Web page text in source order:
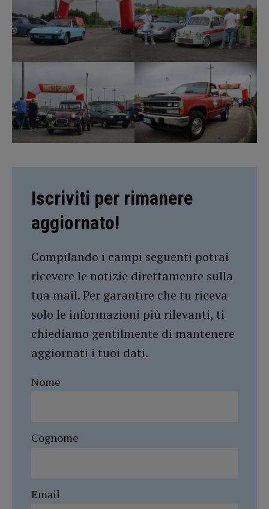
Iscriviti per rimanere
aggiornato!
Compilando i campi seguenti potrai
ricevere le notizie direttamente sulla
tua mail. Per garantire che tu riceva
solo le informazioni più rilevanti, ti
chiediamo gentilmente di mantenere
aggiornati i tuoi dati.
Nome
Cognome
Email